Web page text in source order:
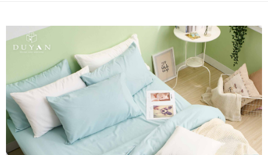
大哥付你分期
相關說明
【大哥付你分期使用說明】
1.本服務由台灣大哥大提供，台灣大哥大用戶可立即使用無須另外申請。
2.付款方式選擇「大哥付你分期」，訂單成立後會自動跳轉到大哥付的交易
流程，驗證手機門號後，選擇欲分期的期數、繳款截止日，確認付款後即完
成交易。
3.實際核准額度、可分期數及費用金額請依後續交易確認頁面所載為準。
4.訂單成立30分鐘內，如未前往確認交易或遇審核未通過，訂單將自動取
消。如遇「轉專審核」未通過狀況，表示未達大哥付你分期系統評分，恕無
法說明評估內容。
【繳款方式說明】
AFTEE先享後付
相關說明
【關於「AFTEE先享後付」】
AFTEE先享後付是「在收到商品之後才付款」的支付方式。 讓您購物簡單
便利好安心！
１．簡單：不需註冊會員、不需綁卡、不需儲值。
２．便利：只要手機號碼，簡訊認證，即可結帳。
３．安心：先確認商品／服務後，再付款。
Hami Point
相關說明
「Hami Point」為中華電信所提供之點數服務，可於會員專區綁定中華電信
會員帳號後，即可在購物車使用 Hami Point 折抵消費金額 (1點等於1元)。
ATM付款